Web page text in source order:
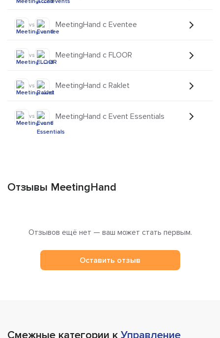
vs MeetingHand с Eventee
vs MeetingHand с FLOOR
vs MeetingHand с Raklet
vs MeetingHand с Event Essentials
Отзывы MeetingHand
Отзывов ещё нет — ваш может стать первым.
Оставить отзыв